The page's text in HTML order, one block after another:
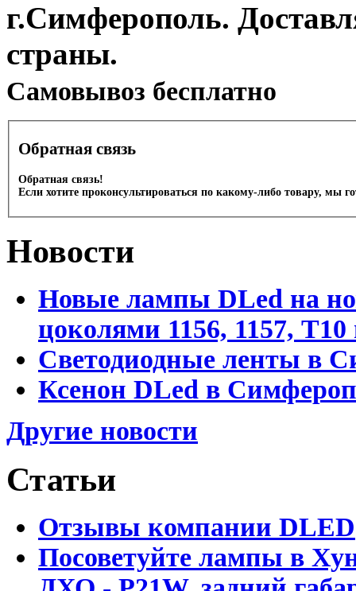
г.Симферополь.
страны.
Cамовывоз бесплатно
Обратная связь
Обратная связь!
Если хотите проконсультироваться по какому-либо товару, мы
Новости
Новые лампы DLed на
цоколями 1156, 1157,
Светодиодные ленты в
Ксенон DLed в
Другие новости
Статьи
Отзывы компании DLED
Посоветуйте лампы в